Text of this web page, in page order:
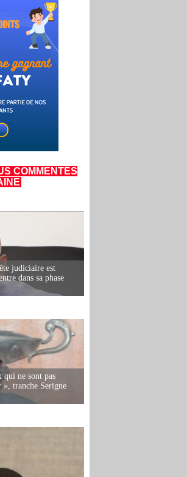
COMMENTÉS
judiciaire est
dans sa phase
qui ne sont pas
», tranche Serigne